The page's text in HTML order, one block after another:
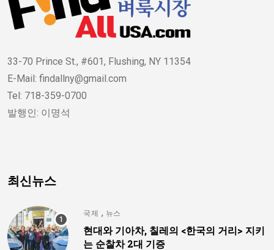
33-70 Prince St., #601, Flushing, NY 11354
E-Mail: findallny@gmail.com
Tel: 718-359-0700
발행인: 이명석
최신뉴스
국제 , 뉴스
현대와 기아차, 칠레의 <한국의 거리> 지키
는 순찰차 2대 기증